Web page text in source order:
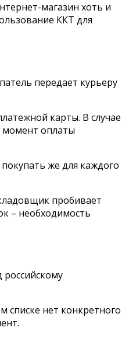
магазин хоть и
ККТ для
передает курьеру
карты. В случае
момент оплаты
же для каждого
пробивает
– необходимость
списке нет конкретного